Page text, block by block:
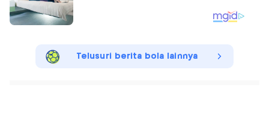
Telusuri berita bola lainnya